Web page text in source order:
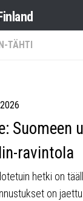
TÄHTI
Suomeen
ravintola
hetki on
on